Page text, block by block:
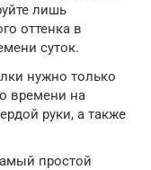
лишь
оттенка в
суток.
нужно только
времени на
руки, а также
простой